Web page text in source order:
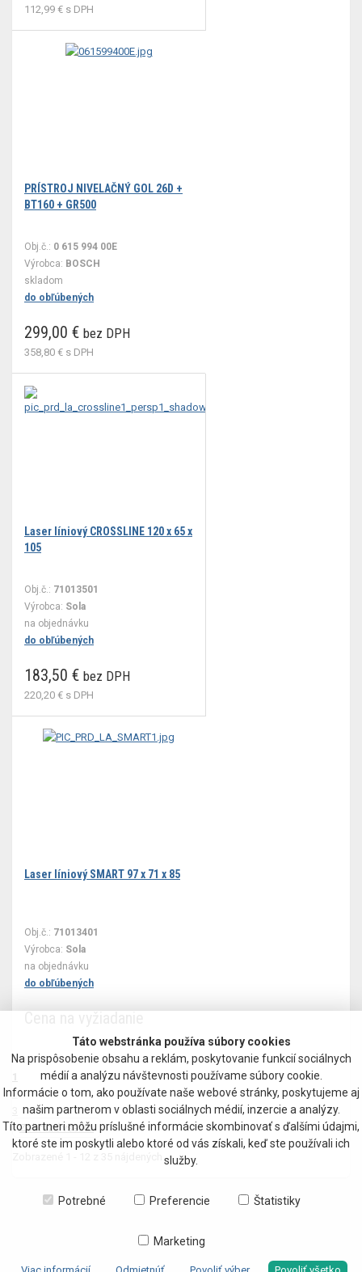
112,99 € s DPH
PRÍSTROJ NIVELAČNÝ GOL 26D +
BT160 + GR500
Obj.č.: 0 615 994 00E
Výrobca: BOSCH
skladom
do obľúbených
299,00 € bez DPH
358,80 € s DPH
Laser líniový CROSSLINE 120 x 65 x
105
Obj.č.: 71013501
Výrobca: Sola
na objednávku
do obľúbených
183,50 € bez DPH
220,20 € s DPH
Laser líniový SMART 97 x 71 x 85
Obj.č.: 71013401
Výrobca: Sola
na objednávku
do obľúbených
1
2
Zobraziť všetko
Táto webstránka používa súbory cookies
Na prispôsobenie obsahu a reklám, poskytovanie funkcií sociálnych
médií a analýzu návštevnosti používame súbory cookie.
Informácie o tom, ako používate naše webové stránky, poskytujeme aj
našim partnerom v oblasti sociálnych médií, inzercie a analýzy.
Títo partneri môžu príslušné informácie skombinovať s ďalšími údajmi,
ktoré ste im poskytli alebo ktoré od vás získali, keď ste používali ich
služby.
Potrebné Preferencie Štatistiky
Marketing